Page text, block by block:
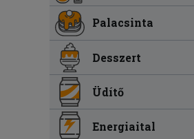
Palacsinta
Desszert
Üdítő
Energiaital